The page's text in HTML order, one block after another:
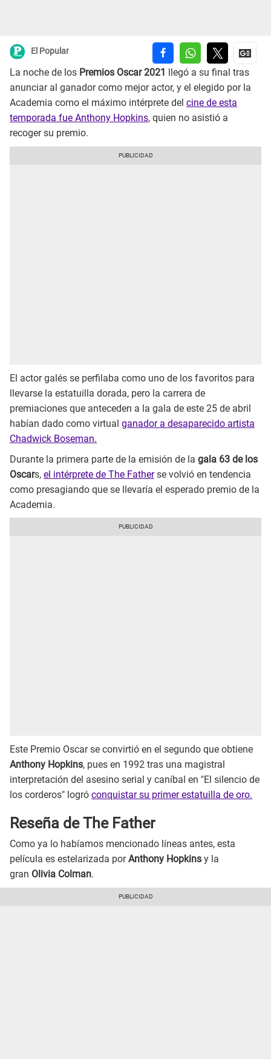
El Popular
La noche de los Premios Oscar 2021
llegó a su final tras
anunciar al ganador como mejor actor, y el elegido por la
Academia como el máximo intérprete del cine de esta
temporada fue Anthony Hopkins, quien no asistió a
recoger su premio.
El actor galés se perfilaba como uno de los favoritos para
llevarse la estatuilla dorada, pero la carrera de
premiaciones que anteceden a la gala de este 25 de abril
habían dado como virtual ganador a desaparecido artista
Chadwick Boseman.
Durante la primera parte de la emisión de la gala 63 de los
Oscars, el intérprete de The Fatherse volvió en tendencia
como presagiando que se llevaría el esperado premio de la
Academia.
Este Premio Oscar se convirtió en el segundo que obtiene
Anthony Hopkins, pues en 1992 tras una magistral
interpretación del asesino serial y caníbal en "El silencio de
los corderos" logró conquistar su primer estatuilla de oro.
Reseña de The Father
Como ya lo habíamos mencionado líneas antes, esta
película es estelarizada porAnthony Hopkins y la
gran Olivia Colman.